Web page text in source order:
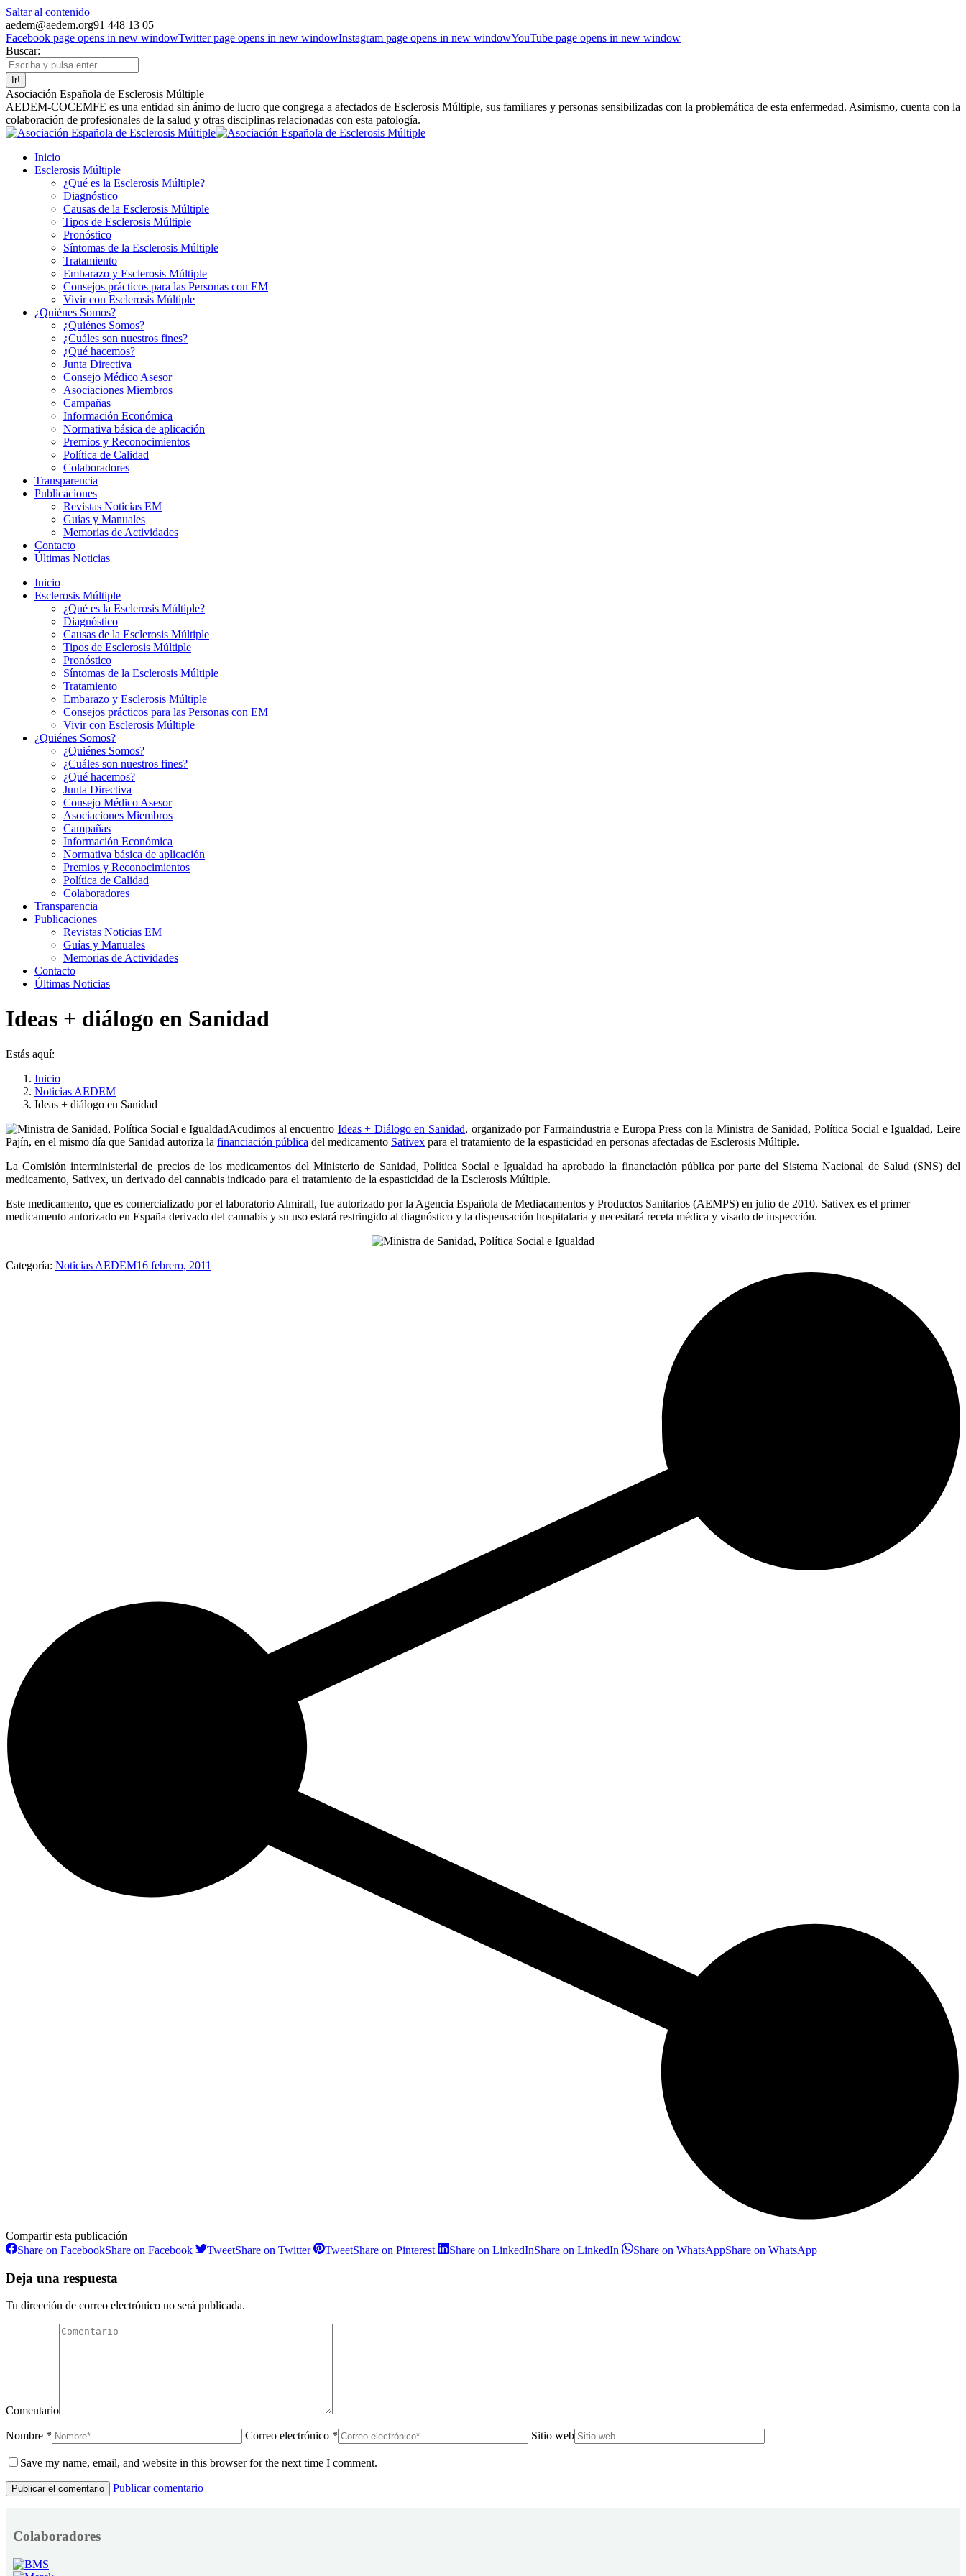
Saltar al contenido
aedem@aedem.org91 448 13 05
Facebook page opens in new windowTwitter page opens in new windowInstagram page opens in new windowYouTube page opens in new window
Buscar:
Asociación Española de Esclerosis Múltiple
AEDEM-COCEMFE es una entidad sin ánimo de lucro que congrega a afectados de Esclerosis Múltiple, sus familiares y personas sensibilizadas con la problemática de esta enfermedad. Asimismo, cuenta con la
colaboración de profesionales de la salud y otras disciplinas relacionadas con esta patología.
Inicio
Esclerosis Múltiple
¿Qué es la Esclerosis Múltiple?
Diagnóstico
Causas de la Esclerosis Múltiple
Tipos de Esclerosis Múltiple
Pronóstico
Síntomas de la Esclerosis Múltiple
Tratamiento
Embarazo y Esclerosis Múltiple
Consejos prácticos para las Personas con EM
Vivir con Esclerosis Múltiple
¿Quiénes Somos?
¿Quiénes Somos?
¿Cuáles son nuestros fines?
¿Qué hacemos?
Junta Directiva
Consejo Médico Asesor
Asociaciones Miembros
Campañas
Información Económica
Normativa básica de aplicación
Premios y Reconocimientos
Política de Calidad
Colaboradores
Transparencia
Publicaciones
Revistas Noticias EM
Guías y Manuales
Memorias de Actividades
Contacto
Últimas Noticias
Inicio
Esclerosis Múltiple
¿Qué es la Esclerosis Múltiple?
Diagnóstico
Causas de la Esclerosis Múltiple
Tipos de Esclerosis Múltiple
Pronóstico
Síntomas de la Esclerosis Múltiple
Tratamiento
Embarazo y Esclerosis Múltiple
Consejos prácticos para las Personas con EM
Vivir con Esclerosis Múltiple
¿Quiénes Somos?
¿Quiénes Somos?
¿Cuáles son nuestros fines?
¿Qué hacemos?
Junta Directiva
Consejo Médico Asesor
Asociaciones Miembros
Campañas
Información Económica
Normativa básica de aplicación
Premios y Reconocimientos
Política de Calidad
Colaboradores
Transparencia
Publicaciones
Revistas Noticias EM
Guías y Manuales
Memorias de Actividades
Contacto
Últimas Noticias
Ideas + diálogo en Sanidad
Estás aquí:
Inicio
Noticias AEDEM
Ideas + diálogo en Sanidad
Acudimos al encuentro Ideas + Diálogo en Sanidad, organizado por Farmaindustria e Europa Press con la Ministra de Sanidad, Política Social e Igualdad, Leire
Pajín, en el mismo día que Sanidad autoriza la financiación pública del medicamento Sativex para el tratamiento de la espasticidad en personas afectadas de Esclerosis Múltiple.
La Comisión interministerial de precios de los medicamentos del Ministerio de Sanidad, Política Social e Igualdad ha aprobado la financiación pública por parte del Sistema Nacional de Salud (SNS) del
medicamento, Sativex, un derivado del cannabis indicado para el tratamiento de la espasticidad de la Esclerosis Múltiple.
Este medicamento, que es comercializado por el laboratorio Almirall, fue autorizado por la Agencia Española de Mediacamentos y Productos Sanitarios (AEMPS) en julio de 2010. Sativex es el primer
medicamento autorizado en España derivado del cannabis y su uso estará restringido al diagnóstico y la dispensación hospitalaria y necesitará receta médica y visado de inspección.
Categoría: Noticias AEDEM16 febrero, 2011
Compartir esta publicación
Share on FacebookShare on Facebook TweetShare on Twitter TweetShare on Pinterest Share on LinkedInShare on LinkedIn Share on WhatsAppShare on WhatsApp
Deja una respuesta
Tu dirección de correo electrónico no será publicada.
Comentario
Nombre * Correo electrónico * Sitio web
Save my name, email, and website in this browser for the next time I comment.
Publicar comentario
Colaboradores